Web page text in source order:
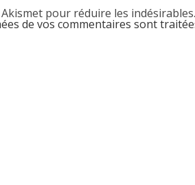
pour réduire les indésirables.
de vos commentaires sont